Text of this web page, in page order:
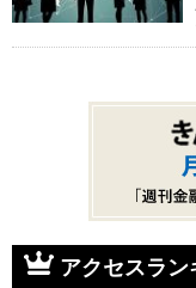
アクセスラン